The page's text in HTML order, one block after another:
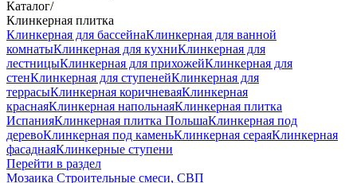
Каталог/
Клинкерная плитка
Клинкерная для бассейнаКлинкерная для ванной
комнатыКлинкерная для кухниКлинкерная для
лестницыКлинкерная для прихожейКлинкерная для
стенКлинкерная для ступенейКлинкерная для
террасыКлинкерная коричневаяКлинкерная
краснаяКлинкерная напольнаяКлинкерная плитка
ИспанияКлинкерная плитка ПольшаКлинкерная под
деревоКлинкерная под каменьКлинкерная сераяКлинкерная
фасаднаяКлинкерные ступени
Перейти в раздел
Мозаика Строительные смеси, СВП